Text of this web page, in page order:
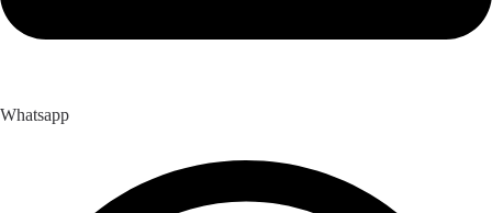
Whatsapp